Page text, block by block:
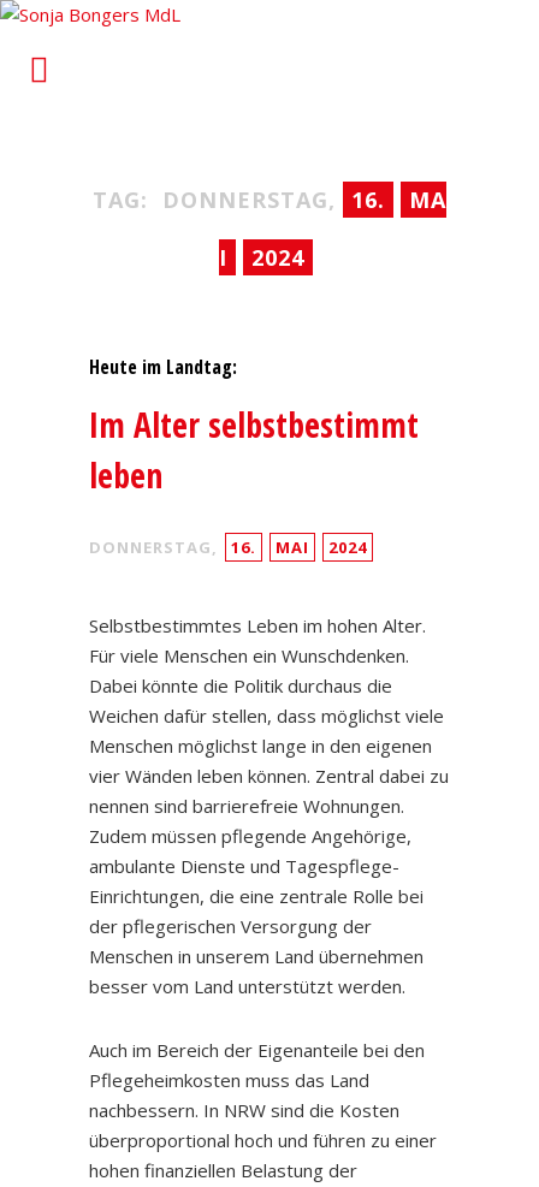
Sonja Bongers MdL
TAG: DONNERSTAG, 16.
MA
I
2024
Heute im Landtag:
Im Alter selbstbestimmt
leben
DONNERSTAG, 16. MAI 2024
Selbstbestimmtes Leben im hohen Alter.
Für viele Menschen ein Wunschdenken.
Dabei könnte die Politik durchaus die
Weichen dafür stellen, dass möglichst viele
Menschen möglichst lange in den eigenen
vier Wänden leben können. Zentral dabei zu
nennen sind barrierefreie Wohnungen.
Zudem müssen pflegende Angehörige,
ambulante Dienste und Tagespflege-
Einrichtungen, die eine zentrale Rolle bei
der pflegerischen Versorgung der
Menschen in unserem Land übernehmen
besser vom Land unterstützt werden.
Auch im Bereich der Eigenanteile bei den
Pflegeheimkosten muss das Land
nachbessern. In NRW sind die Kosten
überproportional hoch und führen zu einer
hohen finanziellen Belastung der